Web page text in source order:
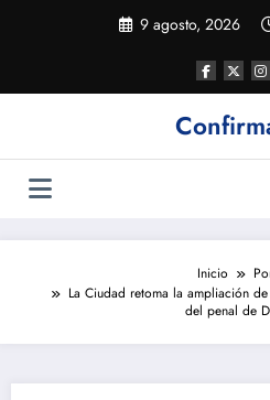
9 agosto, 2026
Inicio
La Ciudad retoma la ampliación
del penal de